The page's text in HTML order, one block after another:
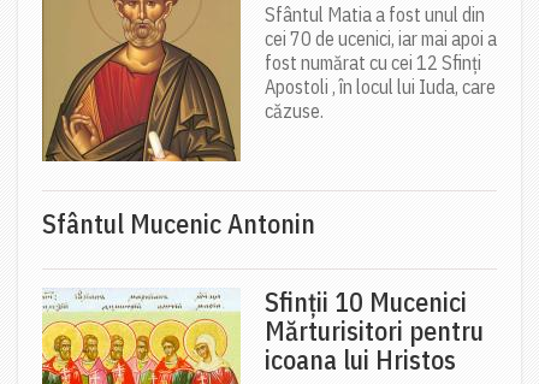
Sfântul Matia a fost unul din
cei 70 de ucenici, iar mai apoi a
fost numărat cu cei 12 Sfinți
Apostoli , în locul lui Iuda, care
căzuse.
Sfântul Mucenic Antonin
Sfinții 10 Mucenici
Mărturisitori pentru
icoana lui Hristos